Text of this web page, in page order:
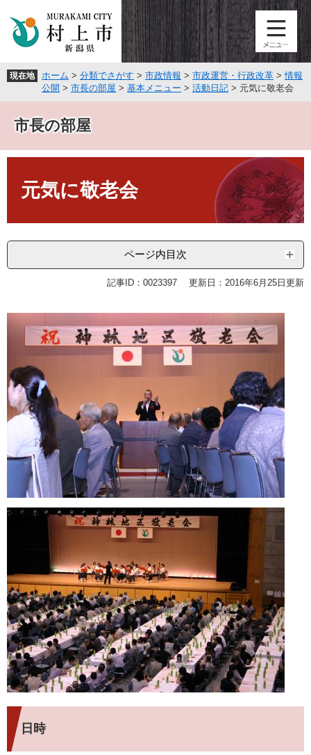
頭
飛
文
現在地 ホーム > 分類でさがす > 市政情報 > 市政運営・行政改革 >情報
公開 > 市長の部屋 > 基本メニュー > 活動日記 > 元気に敬老会
市長の部屋
元気に敬老会
ページ内目次
記事ID：0023397 更新日：2016年6月25日更新
日時